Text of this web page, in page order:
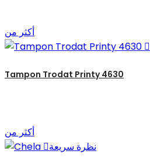
أكثر من

Tampon Trodat Printy 4630
أكثر من
نظرة سريعة